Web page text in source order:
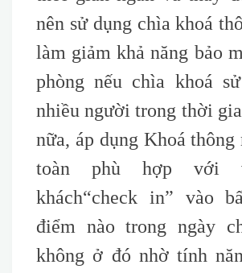
nên sử dụng chìa khoá
làm giảm khả năng bảo
phòng nếu chìa khoá
nhiều người trong thời
nữa, áp dụng Khoá thông
toàn phù hợp với
khách“check in” vào
điểm nào trong ngày
không ở đó nhờ tính